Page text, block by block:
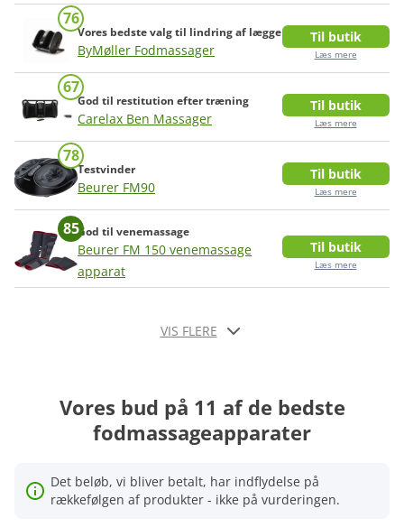
Læs mere om vores metode
76
Vores bedste valg til lindring af lægge
ByMøller Fodmassager
Til butik
Læs mere
67
God til restitution efter træning
Carelax Ben Massager
Til butik
Læs mere
78
Testvinder
Beurer FM90
Til butik
Læs mere
85God til venemassage
Beurer FM 150 venemassage
apparat
Til butik
Læs mere
VIS FLERE
Vores bud på 11 af de bedste
fodmassageapparater
Det beløb, vi bliver betalt, har indflydelse på
rækkefølgen af produkter - ikke på vurderingen.